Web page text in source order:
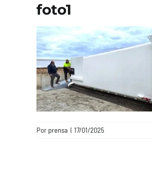
foto1
Por prensa | 17/01/2025